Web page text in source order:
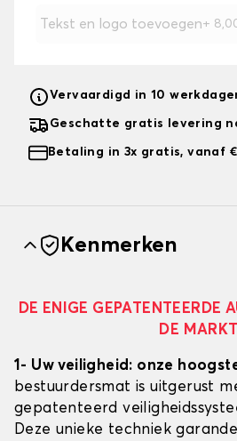
Tekst en logo toevoegen+
Vervaardigd in 10
Geschatte gratis levering
Betaling in 3x gratis, vanaf
Kenmerken
DE ENIGE GEPATENTEERDE
DE MARKT
1- Uw veiligheid: onze
bestuurdersmat is uitgerust
gepatenteerd
Deze unieke techniek